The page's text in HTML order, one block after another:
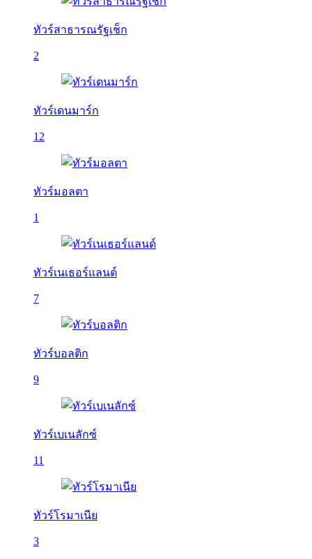
ทัวร์สาธารณรัฐเช็ก
2
ทัวร์เดนมาร์ก
12
ทัวร์มอลตา
1
ทัวร์เนเธอร์แลนด์
7
ทัวร์บอลติก
9
ทัวร์เบเนลักซ์
11
ทัวร์โรมาเนีย
3